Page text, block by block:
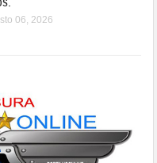
06, 2026